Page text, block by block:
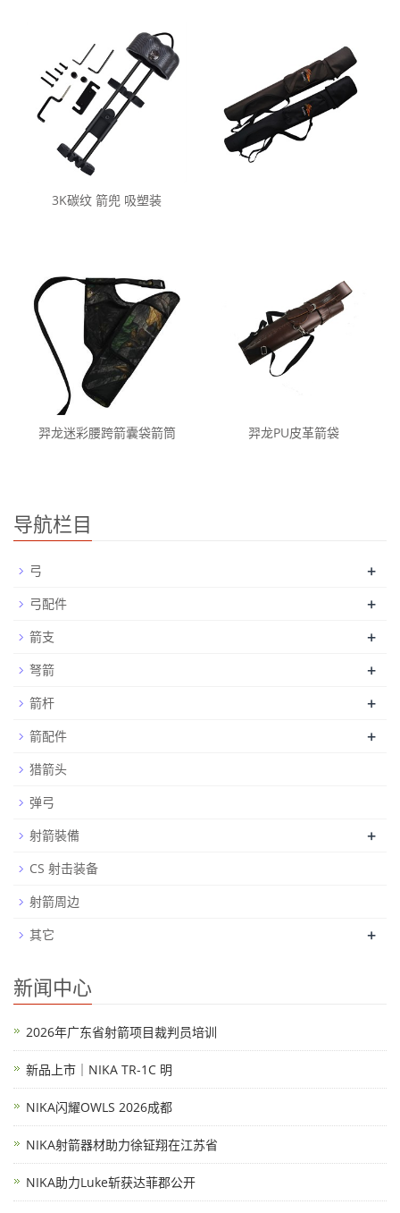
3K碳纹 箭兜 吸塑装
羿龙迷彩腰跨箭囊袋箭筒 羿龙PU皮革箭袋
导航栏目
弓 +
弓配件 +
箭支 +
弩箭 +
箭杆 +
箭配件 +
猎箭头
弹弓
射箭裝備
+
CS 射击装备
射箭周边
其它
+
新闻中心
2026年广东省射箭项目裁判员培训
新品上市｜NIKA TR-1C 明
NIKA闪耀OWLS 2026成都
NIKA射箭器材助力徐钲翔在江苏省
NIKA助力Luke斩获达菲郡公开